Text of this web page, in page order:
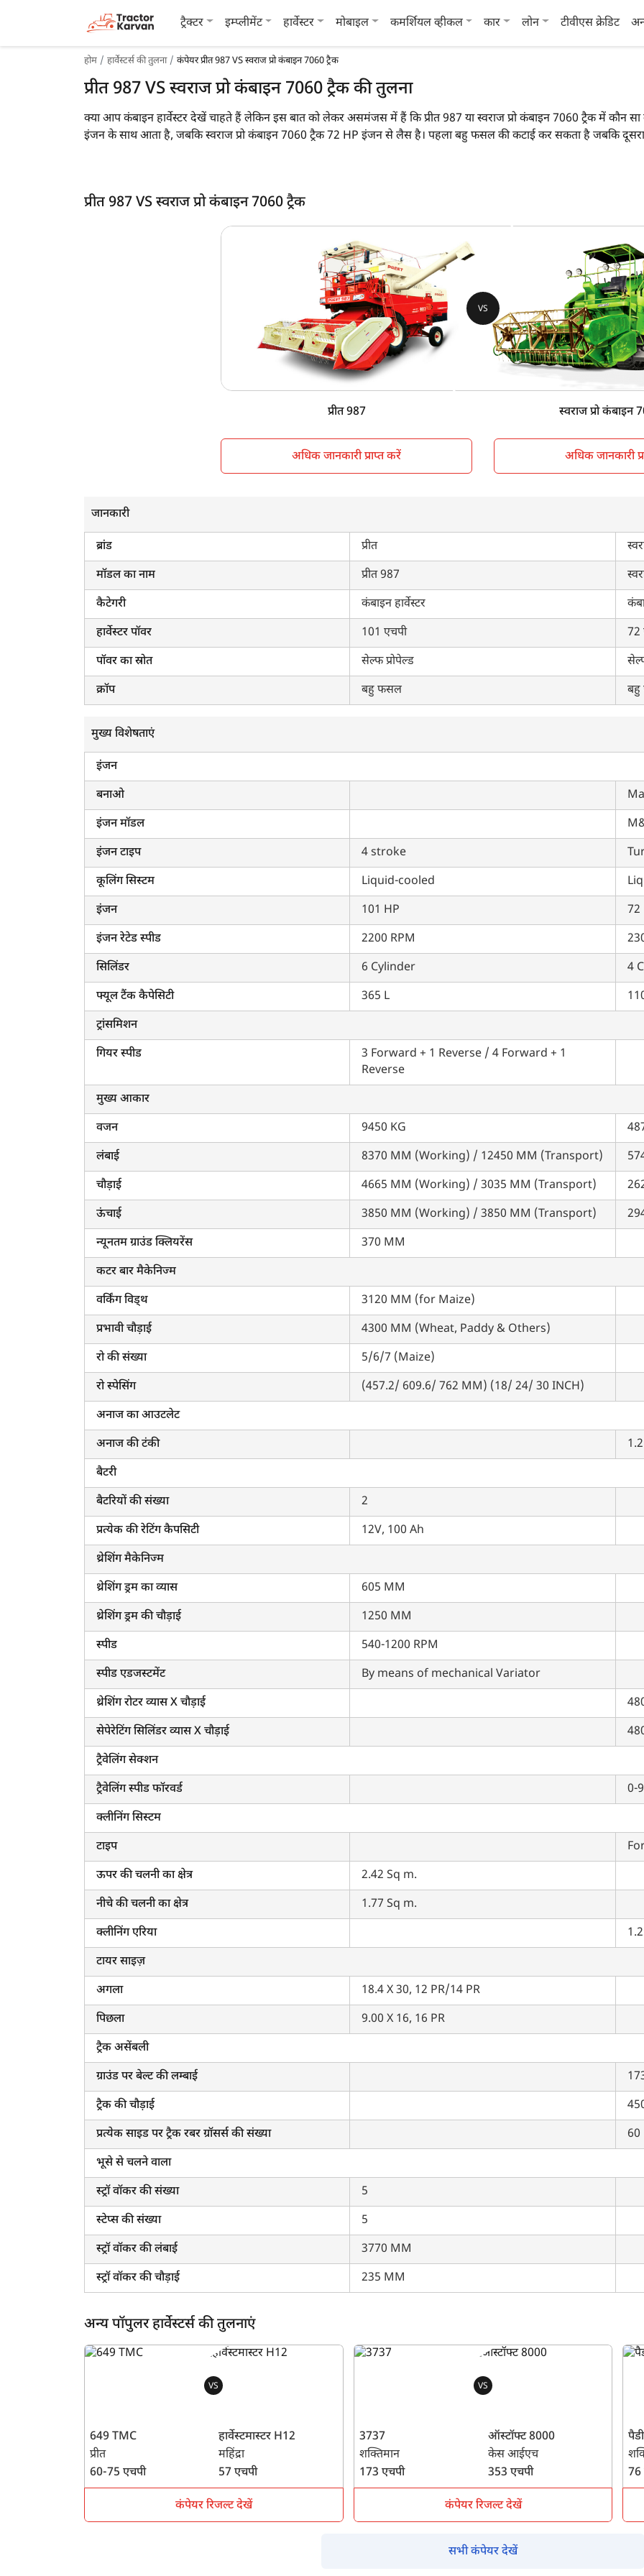
ट्रैक्टर इम्प्लीमेंट हार्वेस्टर मोबाइल कमर्शियल व्हीकल कार लोन टीवीएस क्रेडिट
होम हार्वेस्टर्स की तुलना कंपेयर प्रीत 987 VS स्वराज प्रो कंबाइन 7060 ट्रैक
प्रीत 987 VS स्वराज प्रो कंबाइन 7060 ट्रैक की तुलना
क्या आप कंबाइन हार्वेस्टर देखें चाहते हैं लेकिन इस बात को लेकर असमंजस में हैं कि प्रीत 987 या स्वराज प्रो कंबाइन 7060 ट्रैक में कौन
इंजन के साथ आता है, जबकि स्वराज प्रो कंबाइन 7060 ट्रैक 72 HP इंजन से लैस है। पहला बहु फसल की कटाई कर सकता है जबकि
प्रीत 987 vs स्वराज प्रो कंबाइन 7060 ट्रैक
प्रीत 987
बहु फसल
बहु
101 HP
72
Sunshade
Wheel Type
9450 KG
प्रीत 987 VS स्वराज प्रो कंबाइन 7060 ट्रैक
VS
प्रीत 987
अधिक जानकारी प्राप्त करें
स्वराज प्रो कंबाइन
अधिक जानकारी
जानकारी
ब्रांड प्रीत
मॉडल का नाम
प्रीत 987
कैटेगरी
कंबाइन हार्वेस्टर
हार्वेस्टर पॉवर
101 एचपी
72
पॉवर का स्रोत
सेल्फ प्रोपेल्ड
क्रॉप
बहु फसल बहु
मुख्य विशेषताएं
इंजन
बनाओ
इंजन मॉडल
इंजन टाइप
4 stroke
कूलिंग सिस्टम
Liquid-cooled
इंजन
101 HP
72
इंजन रेटेड स्पीड
2200 RPM
सिलिंडर
6 Cylinder
4
फ्यूल टैंक कैपेसिटी
365 L
ट्रांसमिशन
गियर स्पीड
3 Forward + 1 Reverse / 4 Forward + 1
Reverse
मुख्य आकार
वजन
9450 KG
लंबाई
8370 MM (Working) / 12450 MM (Transport)
चौड़ाई
4665 MM (Working) / 3035 MM (Transport)
ऊंचाई
3850 MM (Working) / 3850 MM (Transport)
न्यूनतम ग्राउंड क्लियरेंस
370 MM
कटर बार मैकेनिज्म
वर्किंग विड्थ
3120 MM (for Maize)
प्रभावी चौड़ाई
4300 MM (Wheat, Paddy & Others)
रो की संख्या
5/6/7 (Maize)
रो स्पेसिंग
(457.2/ 609.6/ 762 MM) (18/ 24/ 30 INCH)
अनाज का आउटलेट
अनाज की टंकी
बैटरी
बैटरियों की संख्या
2
प्रत्येक की रेटिंग कैपसिटी
12V, 100 Ah
थ्रेशिंग मैकेनिज्म
थ्रेशिंग ड्रम का व्यास
605 MM
थ्रेशिंग ड्रम की चौड़ाई
1250 MM
स्पीड
540-1200 RPM
स्पीड एडजस्टमेंट
By means of mechanical Variator
थ्रेशिंग रोटर व्यास X चौड़ाई
सेपेरेटिंग सिलिंडर व्यास X चौड़ाई
ट्रैवेलिंग सेक्शन
ट्रैवेलिंग स्पीड फॉरवर्ड
0-
क्लीनिंग सिस्टम
टाइप
ऊपर की चलनी का क्षेत्र
2.42 Sq m.
नीचे की चलनी का क्षेत्र
1.77 Sq m.
क्लीनिंग एरिया
टायर साइज़
अगला
18.4 X 30, 12 PR/14 PR
पिछला
9.00 X 16, 16 PR
ट्रैक असेंबली
ग्राउंड पर बेल्ट की लम्बाई
ट्रैक की चौड़ाई
प्रत्येक साइड पर ट्रैक रबर ग्रॉसर्स की संख्या
60
भूसे से चलने वाला
स्ट्रॉ वॉकर की संख्या
5
स्टेप्स की संख्या
5
स्ट्रॉ वॉकर की लंबाई
3770 MM
स्ट्रॉ वॉकर की चौड़ाई
235 MM
अन्य पॉपुलर हार्वेस्टर्स की तुलनाएं
VS
649 TMC
प्रीत
60-75 एचपी
हार्वेस्टमास्टर H12
महिंद्रा
57 एचपी
कंपेयर रिजल्ट देखें
VS
3737
शक्तिमान
173 एचपी
ऑस्टॉफ्ट 8000
केस आईएच
353 एचपी
कंपेयर रिजल्ट देखें
76
सभी कंपेयर देखें
हम आपकी किस प्रकार सहायता कर सकते हैं?
पूछताछ के लिए*
मोबाइल नंबर दर्ज करें*
ओटीपी दर्ज करें
पिन कोड दर्ज करें*
By registering here, I agree to TVS Credit Services
सबमिट
क्या आप बिना फॉर्म भरे जाना चाहते हैं?
इसे पूरा करने में 30 सेकंड से भी कम समय लगेगा।
नहीं, धन्यवाद हाँ, पूछताछ जारी रखें